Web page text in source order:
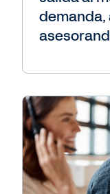
demanda,